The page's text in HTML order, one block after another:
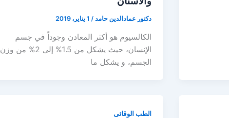
دكتور عمادالدين حامد/ 1 يناير، 2019
الكالسيوم هو أكثر المعادن وجوداً في جسم
الإنسان، حيث يشكل من 1.5% إلى 2% من وزن
الجسم، و يشكل ما
الطب الوقائى